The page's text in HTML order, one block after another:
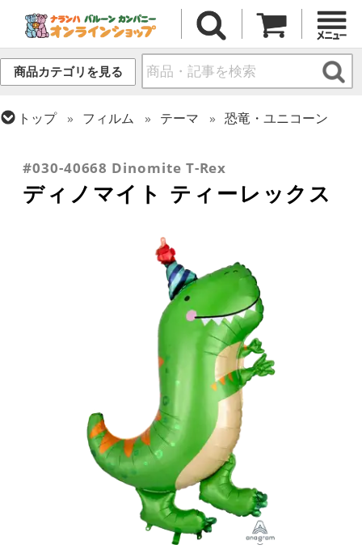
商品カテゴリを見る
トップ フィルム テーマ
恐竜・ユニコーン
#030-40668 Dinomite T-Rex
ディノマイト ティーレックス